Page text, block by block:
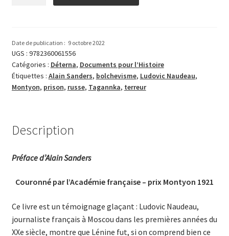
sous
la
terreur
russe
Date de publication : 9 octobre 2022
UGS : 9782360061556
Catégories : Déterna, Documents pour l’Histoire
Étiquettes : Alain Sanders, bolchevisme, Ludovic Naudeau,
Montyon, prison, russe, Tagannka, terreur
Description
Préface d’Alain Sanders
Couronné par l’Académie française – prix Montyon 1921
Ce livre est un témoignage glaçant : Ludovic Naudeau,
journaliste français à Moscou dans les premières années du
XXe siècle, montre que Lénine fut, si on comprend bien ce